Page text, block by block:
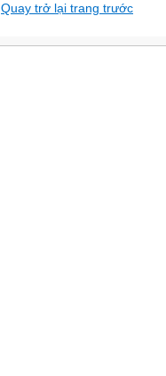
Quay trở lại trang trước